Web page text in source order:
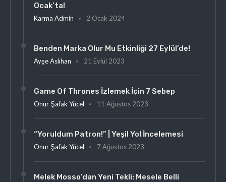
Ocak’ta!
Karma Admin 2 Ocak 2024
Benden Marka Olur Mu Etkinliği 27 Eylül’de!
Ayşe Aslıhan 21 Eylül 2023
Game Of Thrones İzlemek İçin 7 Sebep
Onur Şafak Yücel 11 Ağustos 2023
“Yoruldum Patron!” | Yeşil Yol İncelemesi
Onur Şafak Yücel 7 Ağustos 2023
Melek Mosso’dan Yeni Tekli: Mesele Belli